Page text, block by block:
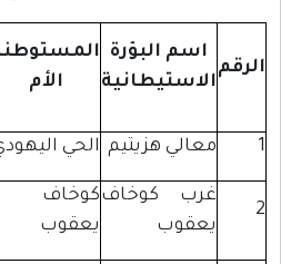
اسم البؤرة المستوطنة
الأم
تاريخ
الإنشاء
هزيتيم الحي اليهودي 1998
كوخاف
كوخاف
يعقوب